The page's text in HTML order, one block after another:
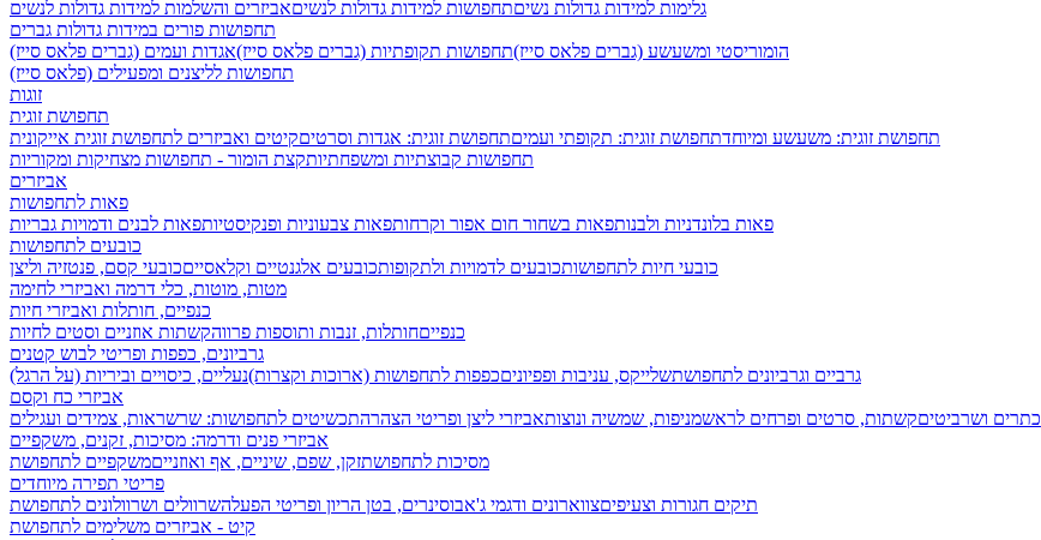
גלימות למידות גדולות נשיםתחפושות למידות גדולות לנשיםאביזרים והשלמות למידות גדולות לנשים
תחפושות פורים במידות גדולות גברים
הומוריסטי ומשעשע (גברים פלאס סייז)תחפושות תקופתיות (גברים פלאס סייז)אגדות ועמים (גברים פלאס סייז)
תחפושות לליצנים ומפעילים (פלאס סייז)
זוגות
תחפושת זוגית
תחפושת זוגית: משעשע ומיוחדתחפושת זוגית: תקופתי ועמיםתחפושת זוגית: אגדות וסרטיםקיטים ואביזרים לתחפושת זוגית אייקונית
תחפושות קבוצתיות ומשפחתיותקצת הומור - תחפושות מצחיקות ומקוריות
אביזרים
פאות לתחפושות
פאות בלונדניות ולבנותפאות בשחור חום אפור וקרחותפאות צבעוניות ופנקיסטיותפאות לבנים ודמויות גבריות
כובעים לתחפושות
כובעי חיות לתחפושותכובעים לדמויות ולתקופותכובעים אלגנטיים וקלאסייםכובעי קסם, פנטזיה וליצן
מטות, מוטות, כלי דרמה ואביזרי לחימה
כנפיים, חותלות ואביזרי חיות
כנפייםחותלות, זנבות ותוספות פרווהקשתות אוזניים וסטים לחיות
גרביונים, כפפות ופריטי לבוש קטנים
גרביים וגרביונים לתחפושתשלייקס, עניבות ופפיוניםכפפות לתחפושות (ארוכות וקצרות)נעליים, כיסויים וביריות (על הרגל)
אביזרי כח וקסם
כתרים ושרביטיםקשתות, סרטים ופרחים לראשמניפות, שמשיה ונוצותאביזרי ליצן ופריטי הצהרהתכשיטים לתחפושות: שרשראות, צמידים ועגילים
אביזרי פנים ודרמה: מסיכות, זקנים, משקפיים
מסיכות לתחפושתזקן, שפם, שיניים, אף ואוזנייםמשקפיים לתחפושת
פריטי תפירה מיוחדים
תיקים חגורות וצעיפיםצווארונים ודגמי ג'אבוסינרים, בטן הריון ופריטי הפעלהשרוולים ושרוולונים לתחפושת
קיט - אביזרים משלימים לתחפושת